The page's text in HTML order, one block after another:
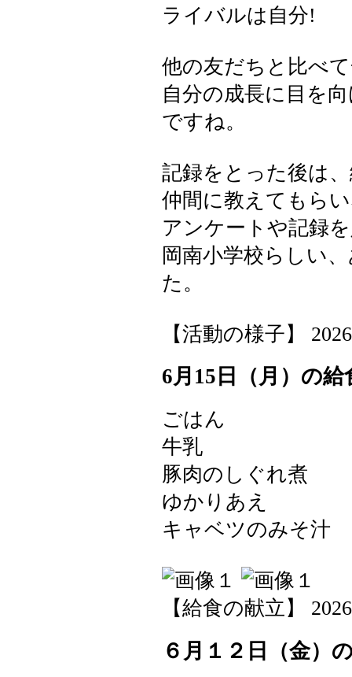
ライバルは自分!
他の友だちと比べ
自分の成長に目を
ですね。
記録をとった後は
仲間に教えてもら
アンケートや記録
岡南小学校らしい
た。
【活動の様子】
6月15日（月）の給
ごはん
牛乳
豚肉のしぐれ煮
ゆかりあえ
キャベツのみそ汁
【給食の献立】
６月１２日（金）